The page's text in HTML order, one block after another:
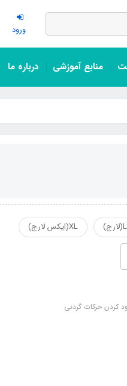
ورود
منابع آموزشی درباره ما
L(لارج) XL(ایکس لارج)
کردن حرکات گردنی